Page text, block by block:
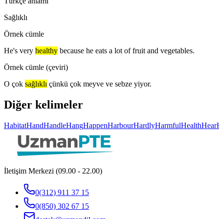
Sağlıklı
Örnek cümle
He's very healthy because he eats a lot of fruit and vegetables.
Örnek cümle (çeviri)
O çok sağlıklı çünkü çok meyve ve sebze yiyor.
Diğer kelimeler
HabitatHandHandleHangHappenHarbourHardlyHarmfulHealthHear
İletişim Merkezi (09.00 - 22.00)
0(312) 911 37 15
0(850) 302 67 15